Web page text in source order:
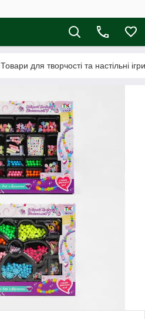
Товари для творчості та настільні ігри